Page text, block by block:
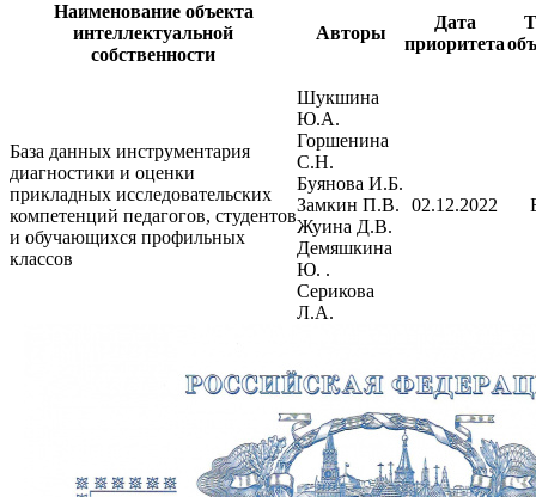
Наименование объекта
интеллектуальной
собственности
Авторы
Дата
приоритета
База данных инструментария
диагностики и оценки
прикладных исследовательских
компетенций педагогов, студентов
и обучающихся профильных
классов
Шукшина
Ю.А.
Горшенина
С.Н.
Буянова И.Б.
Замкин П.В.
Жуина Д.В.
Демяшкина
Ю. .
Серикова
Л.А.
02.12.2022